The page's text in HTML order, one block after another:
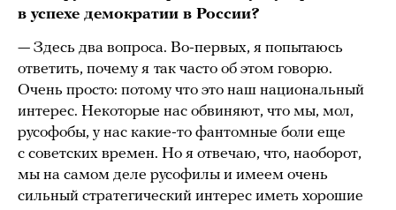
в успехе демократии в России?
— Здесь два вопроса. Во-первых, я попытаюсь
ответить, почему я так часто об этом говорю.
Очень просто: потому что это наш национальный
интерес. Некоторые нас обвиняют, что мы, мол,
русофобы, у нас какие-то фантомные боли еще
с советских времен. Но я отвечаю, что, наоборот,
мы на самом деле русофилы и имеем очень
сильный стратегический интерес иметь хорошие